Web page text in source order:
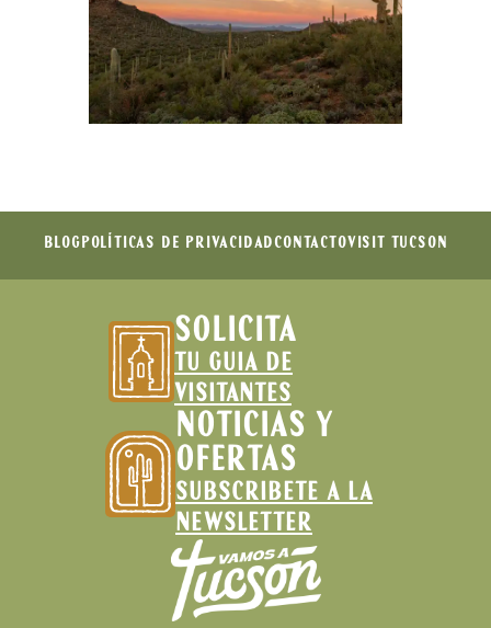
BLOG POLÍTICAS DE PRIVACIDAD CONTACTOVISIT TUCSON
SOLICITA
TU GUIA DE
VISITANTES
NOTICIAS Y
OFERTAS
SUBSCRIBETE A LA
NEWSLETTER